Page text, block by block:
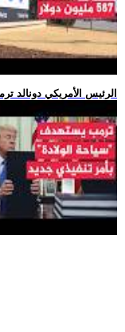
.. الرئيس الأمريكي دونالد